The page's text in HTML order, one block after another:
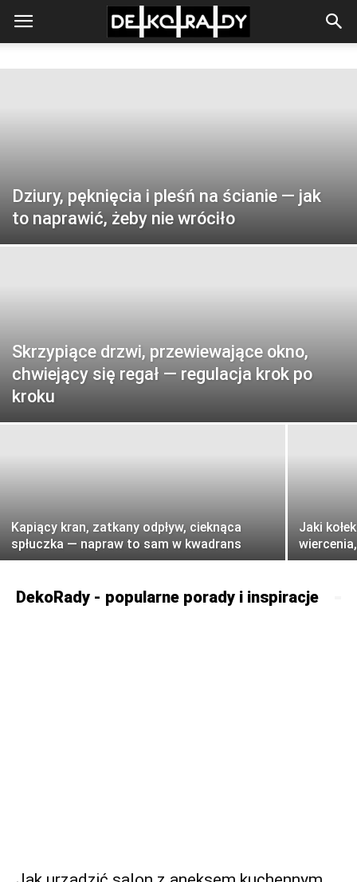
Dziury, pęknięcia i pleśń na ścianie — jak
to naprawić, żeby nie wróciło
Skrzypiące drzwi, przewiewające okno,
chwiejący się regał — regulacja krok po
kroku
Kapiący kran, zatkany odpływ, cieknąca
spłuczka — napraw to sam w kwadrans
Jaki
DekoRady - popularne porady i inspiracje